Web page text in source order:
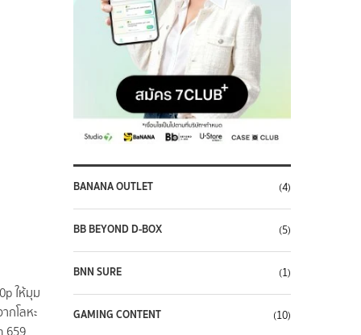
ให้มุม
กโลหะ
BANANA OUTLET (4)
BB BEYOND D-BOX (5)
BNN SURE (1)
GAMING CONTENT (10)